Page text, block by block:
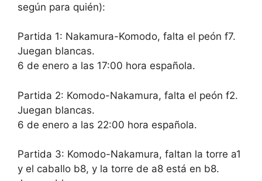
según para quién):
Partida 1: Nakamura-Komodo, falta el peón f7.
Juegan blancas.
6 de enero a las 17:00 hora española.
Partida 2: Komodo-Nakamura, falta el peón f2.
Juegan blancas.
6 de enero a las 22:00 hora española.
Partida 3: Komodo-Nakamura, faltan la torre a1
y el caballo b8, y la torre de a8 está en b8.